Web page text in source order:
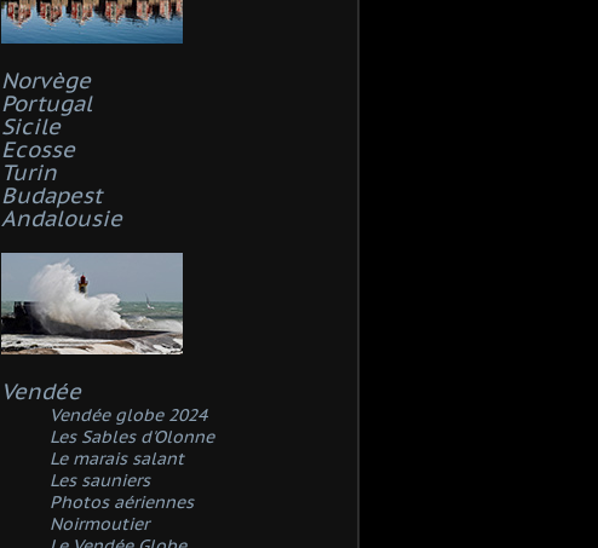
Norvège
Portugal
Sicile
Ecosse
Turin
Budapest
Andalousie
Vendée
Vendée globe 2024
Les Sables d'Olonne
Le marais salant
Les sauniers
Photos aériennes
Noirmoutier